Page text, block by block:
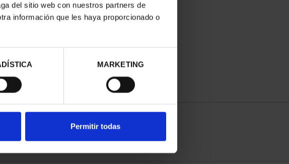
del sitio web con nuestros partners de
información que les haya proporcionado o
MARKETING
Permitir todas